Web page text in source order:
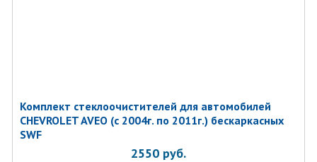
Комплект стеклоочистителей для автомобилей
CHEVROLET AVEO (с 2004г. по 2011г.) бескаркасных
SWF
2550 руб.